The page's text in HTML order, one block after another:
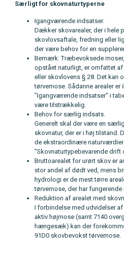
Særligt for skovnaturtyperne
Igangværende indsatser.
Dækker skovarealer, der i hele
skovlovsaftale, fredning eller
der være behov for en
Bemærk: Træbevoksede
opstået naturligt, er omfattet
eller skovlovens § 28. Det kan
tørvemose. Sådanne arealer
"Igangværende indsatser" i
være tilstrækkelig.
Behov for særlig indsats.
Generelt skal der være en
skovnatur, der er i høj tilstand.
de ekstraordinære
"Skovnaturtypebevarende
Bruttoarealet for urørt skov er
stor andel af dødt ved, mens
hydrologi er de mest tørre
tørvemose, der har fungerende
Reduktion af arealet med
I forbindelse med udvidelser
aktiv højmose (samt 7140
hængesæk) kan der
91D0 skovbevokst tørvemose.